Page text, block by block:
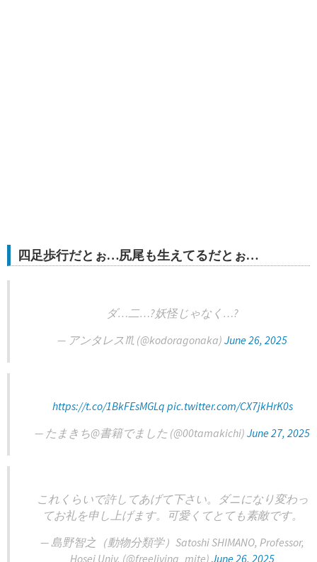
四足歩行だとぉ…尻尾も生えてるだとぉ…
ダ…二…?妖怪じゃなく…?
— アンタレス♏ (@kodoragonaka) June 26, 2025
https://t.co/1BkFEsMGLq pic.twitter.com/CX7jkHrK0s
— たまきち@書籍でました (@00tamakichi) June 27, 2025
これくらいで許してあげて下さい。ダニになり変わっ
てお礼を申し上げます。可愛くてとても素敵です。
— 島野智之（動物分類学）Satoshi SHIMANO, Professor,
Hosei Univ. (@freeliving_mite) June 26, 2025